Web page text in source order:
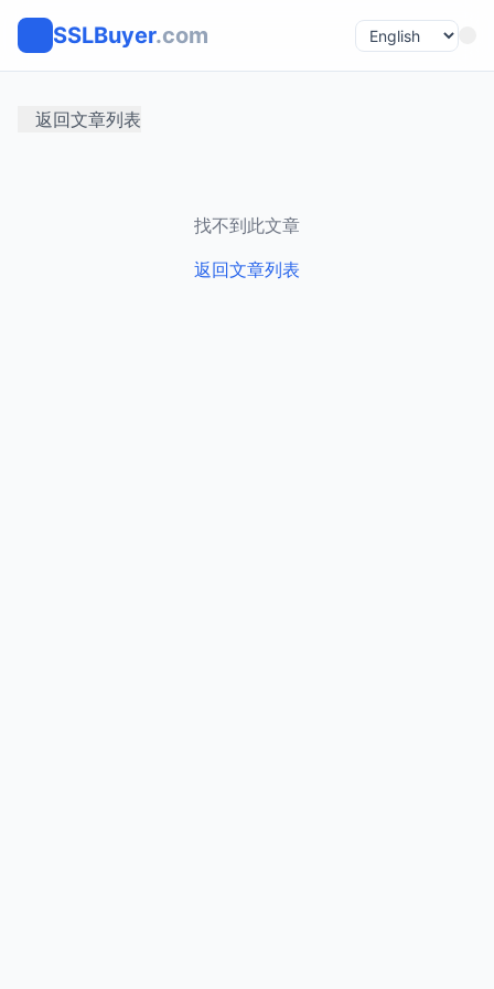
SSLBuyer.com
返回文章列表
找不到此文章
返回文章列表